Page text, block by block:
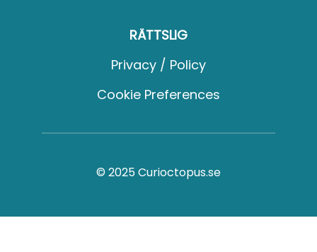
RÄTTSLIG
Privacy / Policy
Cookie Preferences
© 2025 Curioctopus.se